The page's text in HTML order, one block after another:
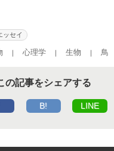
ッセイ
心理学 生物 鳥
の記事をシェアする
B! LINE